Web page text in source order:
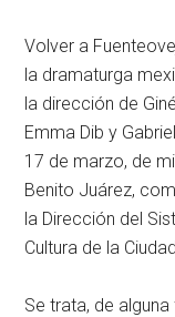
Volver a
la dramaturga
la dirección de
Emma Dib y
17 de marzo, de
Benito Juárez,
la Dirección del
Cultura de la
Se trata, de